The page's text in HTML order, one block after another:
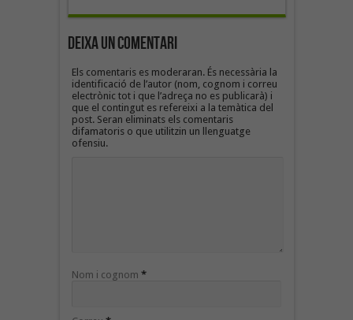
Deixa un Comentari
Els comentaris es moderaran. És necessària la
identificació de l’autor (nom, cognom i correu
electrònic tot i que l’adreça no es publicarà) i
que el contingut es refereixi a la temàtica del
post. Seran eliminats els comentaris
difamatoris o que utilitzin un llenguatge
ofensiu.
Nom i cognom *